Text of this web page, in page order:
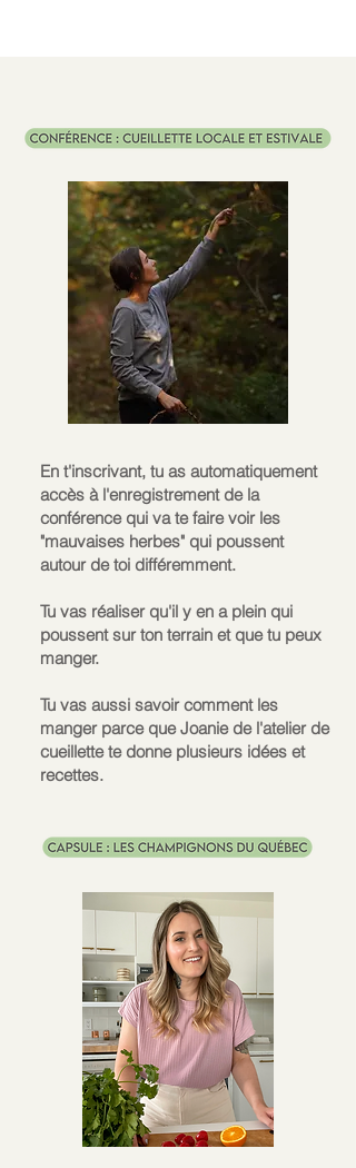
En t'inscrivant, tu as automatiquement
accès à l'enregistrement de la
conférence qui va te faire voir les
"mauvaises herbes" qui poussent
autour de toi différemment.
Tu vas réaliserqu'il y en a plein qui
poussent sur ton terrain et que tu peux
manger.
Tu vas aussi savoir comment les
manger parce que Joanie de l'atelier de
cueillette te donne plusieurs idées et
recettes.